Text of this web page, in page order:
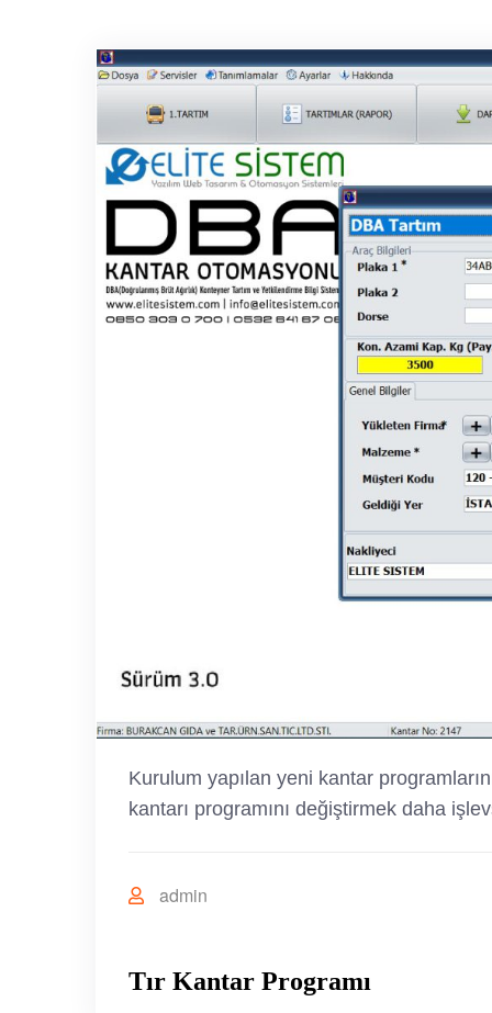
Kurulum yapılan yeni kantar
kantarı programını değiştirmek daha
admin
Tır Kantar Programı